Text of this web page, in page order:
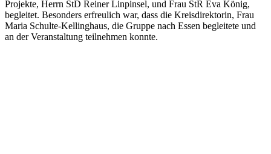
Projekte, Herrn StD Reiner Linpinsel, und Frau StR Eva König,
begleitet. Besonders erfreulich war, dass die Kreisdirektorin, Frau
Maria Schulte-Kellinghaus, die Gruppe nach Essen begleitete und
an der Veranstaltung teilnehmen konnte.